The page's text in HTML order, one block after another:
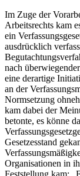
Im Zuge der
Arbeitsrechts kam
ein
ausdrücklich
nach
eine derartige
an der
Normsetzung
kam dabei der
betonte, es könne
Gesetzesstand
Organisationen in
Feststellung kam: „